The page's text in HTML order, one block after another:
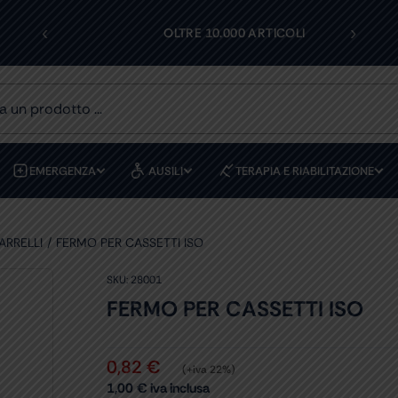
‹ OLTRE 10.000 ARTICOLI ›
EMERGENZA AUSILI TERAPIA E RIABILITAZIONE
FERMO PER CASSETTI ISO
SKU: 28001
FERMO PER CASSETTI ISO
0,82 € (+iva 22%)
1,00 € iva inclusa